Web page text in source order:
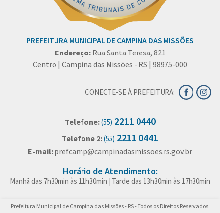
PREFEITURA MUNICIPAL DE CAMPINA DAS MISSÕES
Endereço: Rua Santa Teresa, 821
Centro | Campina das Missões - RS | 98975-000
CONECTE-SE À PREFEITURA:
Telefone:(55) 2211 0440
Telefone 2:(55) 2211 0441
E-mail: prefcamp@campinadasmissoes.rs.gov.br
Horário de Atendimento:
Manhã das 7h30min às 11h30min | Tarde das 13h30min às 17h30min
Prefeitura Municipal de Campina das Missões - RS - Todos os Direitos Reservados.